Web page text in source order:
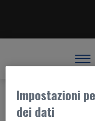
Impostazioni
dei dati